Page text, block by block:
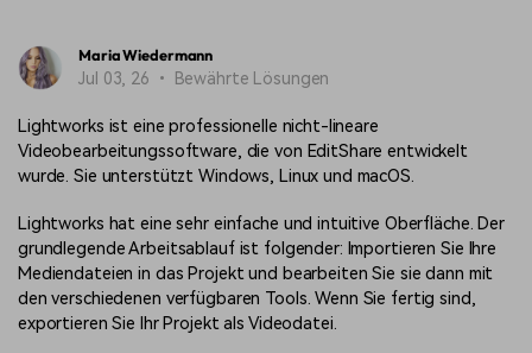
Fähigkeiten mit Filmora
Creator
Monetarisierungs-
Programm
Ihren Einfluss mit Filmora
Freunde-werben-
Programm
Belohnungen erhalten
Kunden-Geschichten
Kunden Erfolg haben
Affiliate-Programm
auf Unternehmensebene frei
Maria Wiedermann
Jul 03, 26 • Bewährte Lösungen
Lightworks ist eine professionelle nicht-lineare
Videobearbeitungssoftware, die von EditShare entwickelt
wurde. Sie unterstützt Windows, Linux und macOS.
Lightworks hat eine sehr einfache und intuitive Oberfläche. Der
grundlegende Arbeitsablauf ist folgender: Importieren Sie Ihre
Mediendateien in das Projekt und bearbeiten Sie sie dann mit
den verschiedenen verfügbaren Tools. Wenn Sie fertig sind,
exportieren Sie Ihr Projekt als Videodatei.